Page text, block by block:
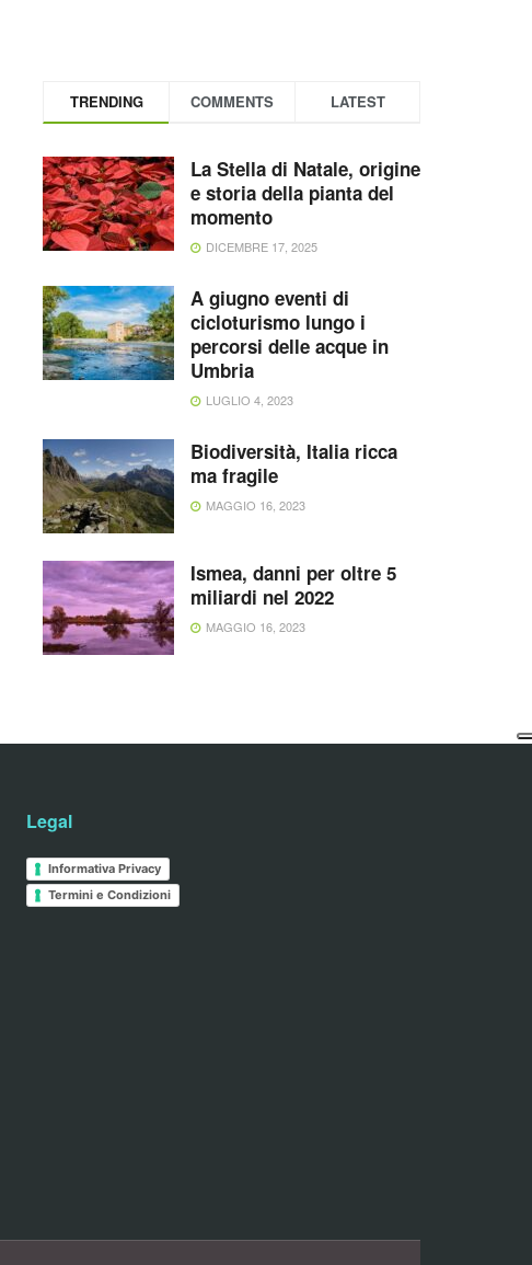
TRENDING COMMENTS LATEST
La Stella di Natale, origine
e storia della pianta del
momento
DICEMBRE 17, 2025
A giugno eventi di
cicloturismo lungo i
percorsi delle acque in
Umbria
LUGLIO 4, 2023
Biodiversità, Italia ricca
ma fragile
MAGGIO 16, 2023
Ismea, danni per oltre 5
miliardi nel 2022
MAGGIO 16, 2023
Legal
Informativa Privacy
Termini e Condizioni